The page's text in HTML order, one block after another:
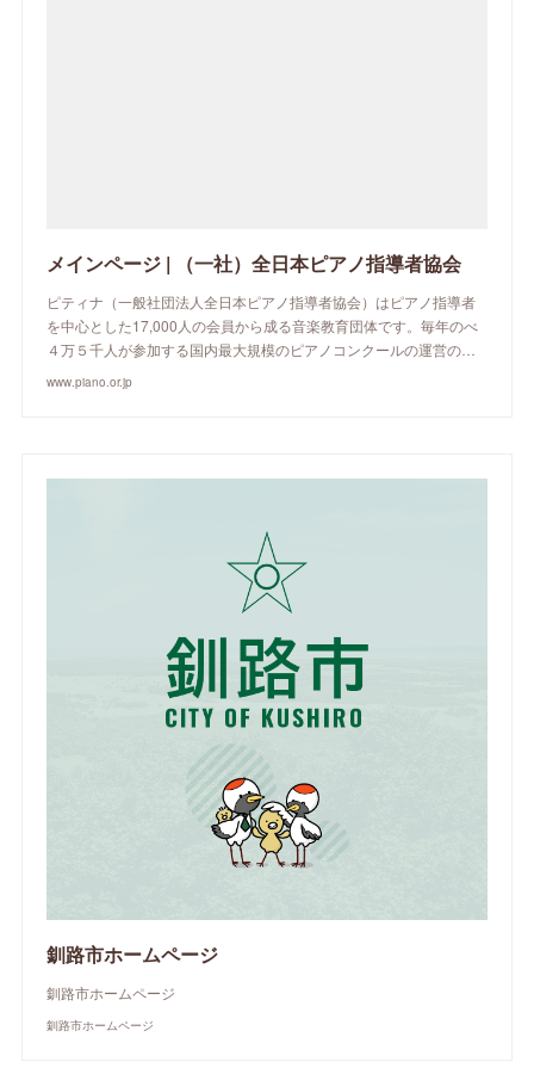
メインページ | （一社）全日本ピアノ指導者協会
ピティナ（一般社団法人全日本ピアノ指導者協会）はピアノ指導者
を中心とした17,000人の会員から成る音楽教育団体です。毎年のべ
４万５千人が参加する国内最大規模のピアノコンクールの運営の…
www.piano.or.jp
釧路市ホームページ
釧路市ホームページ
釧路市ホームページ